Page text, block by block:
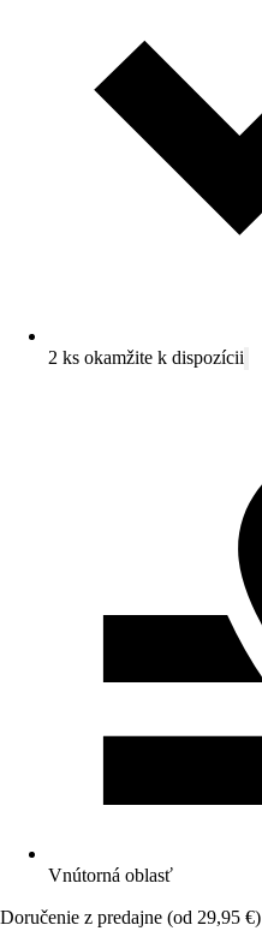
2 ks okamžite k dispozícii
Vnútorná oblasť
Doručenie z predajne (od 29,95 €)